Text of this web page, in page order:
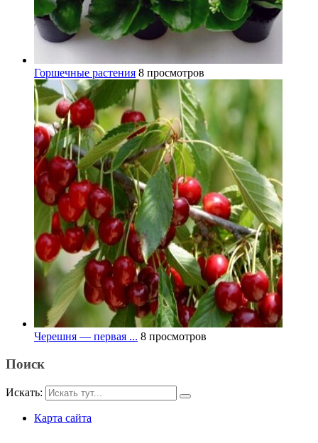
Горшечные растения 8 просмотров
Черешня — первая ... 8 просмотров
Поиск
Искать:
Карта сайта